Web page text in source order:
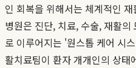
인 회복을 위해서는 체계적인
병원은 진단, 치료, 수술, 재활
로 이루어지는 '원스톱 케어 시
활치료팀이 환자 개개인의 상